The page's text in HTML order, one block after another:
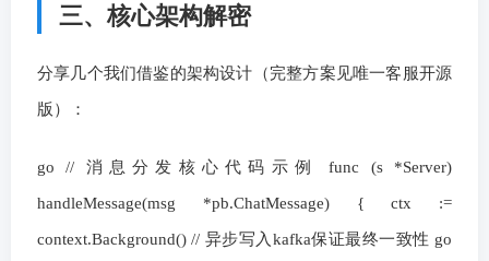
三、核心架构解密
分享几个我们借鉴的架构设计（完整方案见唯一客服开源
版）：
go // 消息分发核心代码示例 func (s *Server)
handleMessage(msg *pb.ChatMessage) { ctx :=
context.Background() // 异步写入kafka保证最终一致性 go